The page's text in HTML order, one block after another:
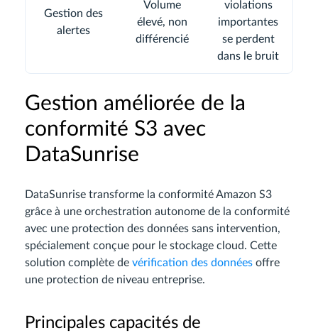
Gestion des
alertes
Volume
élevé, non
différencié
violations
importantes
se perdent
dans le bruit
Gestion améliorée de la
conformité S3 avec
DataSunrise
DataSunrise transforme la conformité Amazon S3
grâce à une orchestration autonome de la conformité
avec une protection des données sans intervention,
spécialement conçue pour le stockage cloud. Cette
solution complète de vérification des données offre
une protection de niveau entreprise.
Principales capacités de